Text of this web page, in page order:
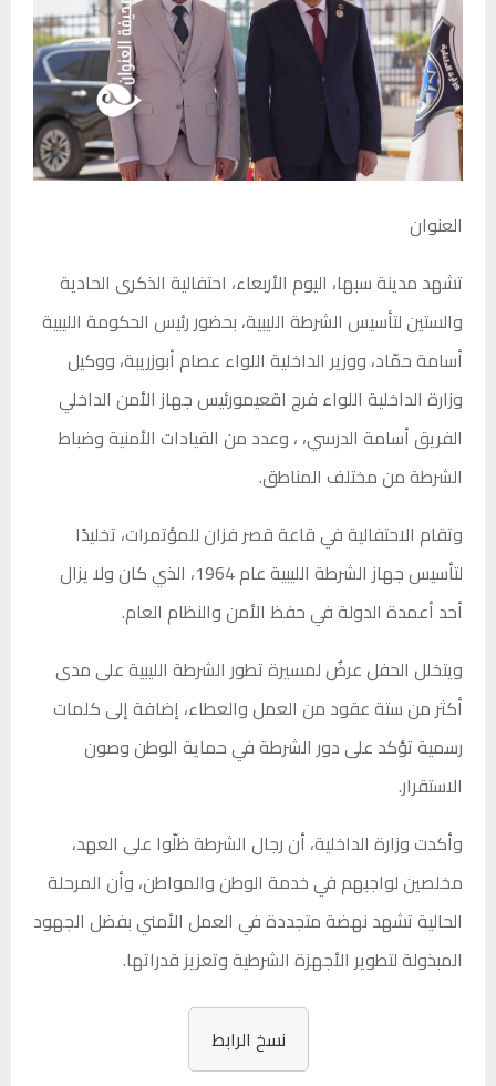
العنوان
تشهد مدينة سبها، اليوم الأربعاء، احتفالية الذكرى الحادية
والستين لتأسيس الشرطة الليبية، بحضور رئيس الحكومة الليبية
أسامة حمّاد، ووزير الداخلية اللواء عصام أبوزريبة، ووكيل
وزارة الداخلية اللواء فرج اقعيمورئيس جهاز الأمن الداخلي
الفريق أسامة الدرسي، ، وعدد من القيادات الأمنية وضباط
الشرطة من مختلف المناطق.
وتقام الاحتفالية في قاعة قصر فزان للمؤتمرات، تخليدًا
لتأسيس جهاز الشرطة الليبية عام 1964، الذي كان ولا يزال
أحد أعمدة الدولة في حفظ الأمن والنظام العام.
ويتخلل الحفل عرضٌ لمسيرة تطور الشرطة الليبية على مدى
أكثر من ستة عقود من العمل والعطاء، إضافة إلى كلمات
رسمية تؤكد على دور الشرطة في حماية الوطن وصون
الاستقرار.
وأكدت وزارة الداخلية، أن رجال الشرطة ظلّوا على العهد،
مخلصين لواجبهم في خدمة الوطن والمواطن، وأن المرحلة
الحالية تشهد نهضة متجددة في العمل الأمني بفضل الجهود
المبذولة لتطوير الأجهزة الشرطية وتعزيز قدراتها.
نسخ الرابط